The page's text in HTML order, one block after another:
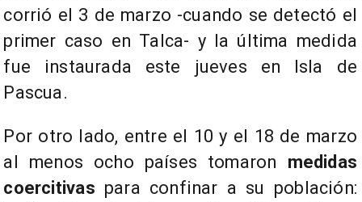
corrió el 3 de marzo -cuando se detectó el
primer caso en Talca- y la última medida
fue instaurada este jueves en Isla de
Pascua.
Por otro lado, entre el 10 y el 18 de marzo
al menos ocho países tomaron medidas
coercitivas para confinar a su población: